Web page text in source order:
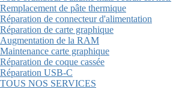
Remplacement de pâte thermique
Réparation de connecteur d'alimentation
Réparation de carte graphique
Augmentation de la RAM
Maintenance carte graphique
Réparation de coque cassée
Réparation USB-C
TOUS NOS SERVICES